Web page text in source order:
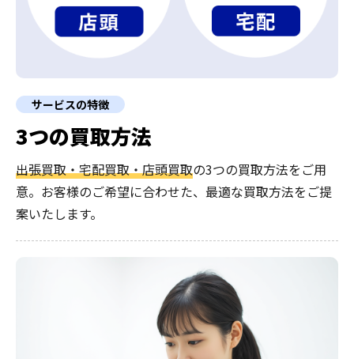
サービスの特徴
3つの買取方法
出張買取・宅配買取・店頭買取の3つの買取方法をご用
意。お客様のご希望に合わせた、最適な買取方法をご提
案いたします。